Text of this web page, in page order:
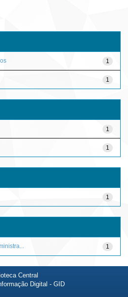
1
1
1
1
1
1
Central
Digital - GID